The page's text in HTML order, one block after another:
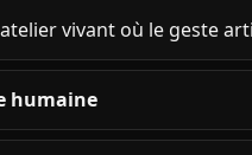
atelier vivant où le geste
humaine